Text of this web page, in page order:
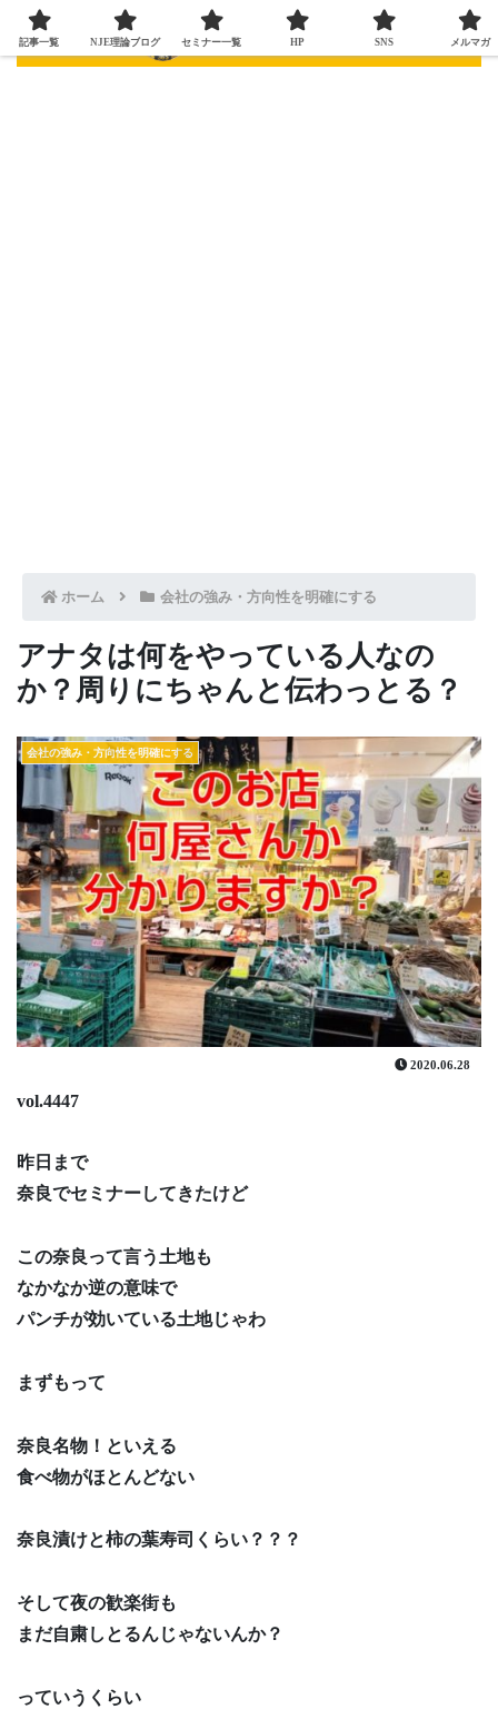
ホーム 会社の強み・方向性を明確にする
アナタは何をやっている人なの
か？周りにちゃんと伝わっとる？
会社の強み・方向性を明確にする
2020.06.28
vol.4447
昨日まで
奈良でセミナーしてきたけど
この奈良って言う土地も
なかなか逆の意味で
パンチが効いている土地じゃわ
まずもって
奈良名物！といえる
食べ物がほとんどない
奈良漬けと柿の葉寿司くらい？？？
そして夜の歓楽街も
まだ自粛しとるんじゃないんか？
っていうくらい
記事一覧 NJE理論ブログ セミナー一覧 HP SNS メルマガ